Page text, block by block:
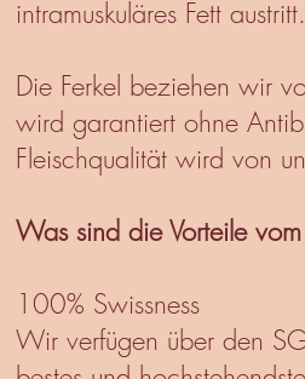
intramuskuläres Fett austritt.
Die Ferkel beziehen wir
wird garantiert ohne
Fleischqualität wird von
Was sind die Vorteile
100% Swissness
Wir verfügen über den